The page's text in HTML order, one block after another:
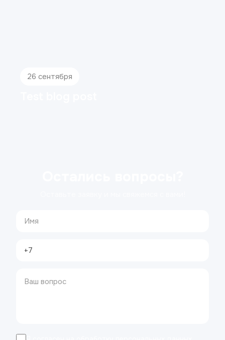
26 сентября